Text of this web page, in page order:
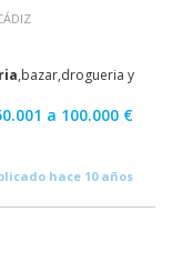
,bazar,drogueria y
a 100.000 €
hace 10 años